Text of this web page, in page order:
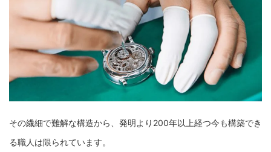
その繊細で難解な構造から、発明より200年以上経つ今も構築でき
る職人は限られています。